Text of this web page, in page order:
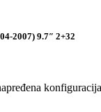
2007) 9.7″ 2+32